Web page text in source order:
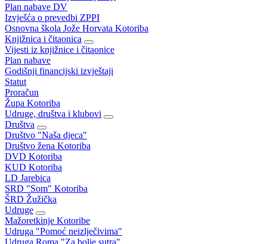
Plan nabave DV
Izvješća o prevedbi ZPPI
Osnovna škola Jože Horvata Kotoriba
Knjižnica i čitaonica
Vijesti iz knjižnice i čitaonice
Plan nabave
Godišnji financijski izvještaji
Statut
Proračun
Župa Kotoriba
Udruge, društva i klubovi
Društva
Društvo "Naša djeca"
Društvo žena Kotoriba
DVD Kotoriba
KUD Kotoriba
LD Jarebica
SRD "Som" Kotoriba
ŠRD Žužička
Udruge
Mažoretkinje Kotoribe
Udruga "Pomoć neizlječivima"
Udruga Roma "Za bolje sutra"